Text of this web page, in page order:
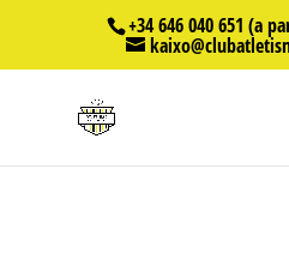
+34 646 040 651 (a